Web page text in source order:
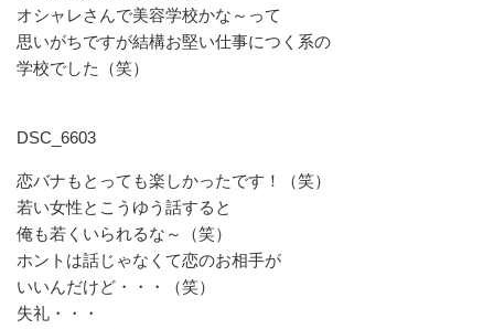
オシャレさんで美容学校かな～って
思いがちですが結構お堅い仕事につく系の
学校でした（笑）
DSC_6603
恋バナもとっても楽しかったです！（笑）
若い女性とこうゆう話すると
俺も若くいられるな～（笑）
ホントは話じゃなくて恋のお相手が
いいんだけど・・・（笑）
失礼・・・